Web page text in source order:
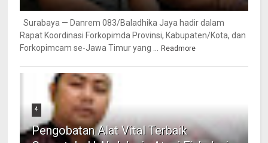
Surabaya — Danrem 083/Baladhika Jaya hadir dalam
Rapat Koordinasi Forkopimda Provinsi, Kabupaten/Kota, dan
Forkopimcam se-Jawa Timur yang ...
Readmore
4
Pengobatan Alat Vital Terbaik